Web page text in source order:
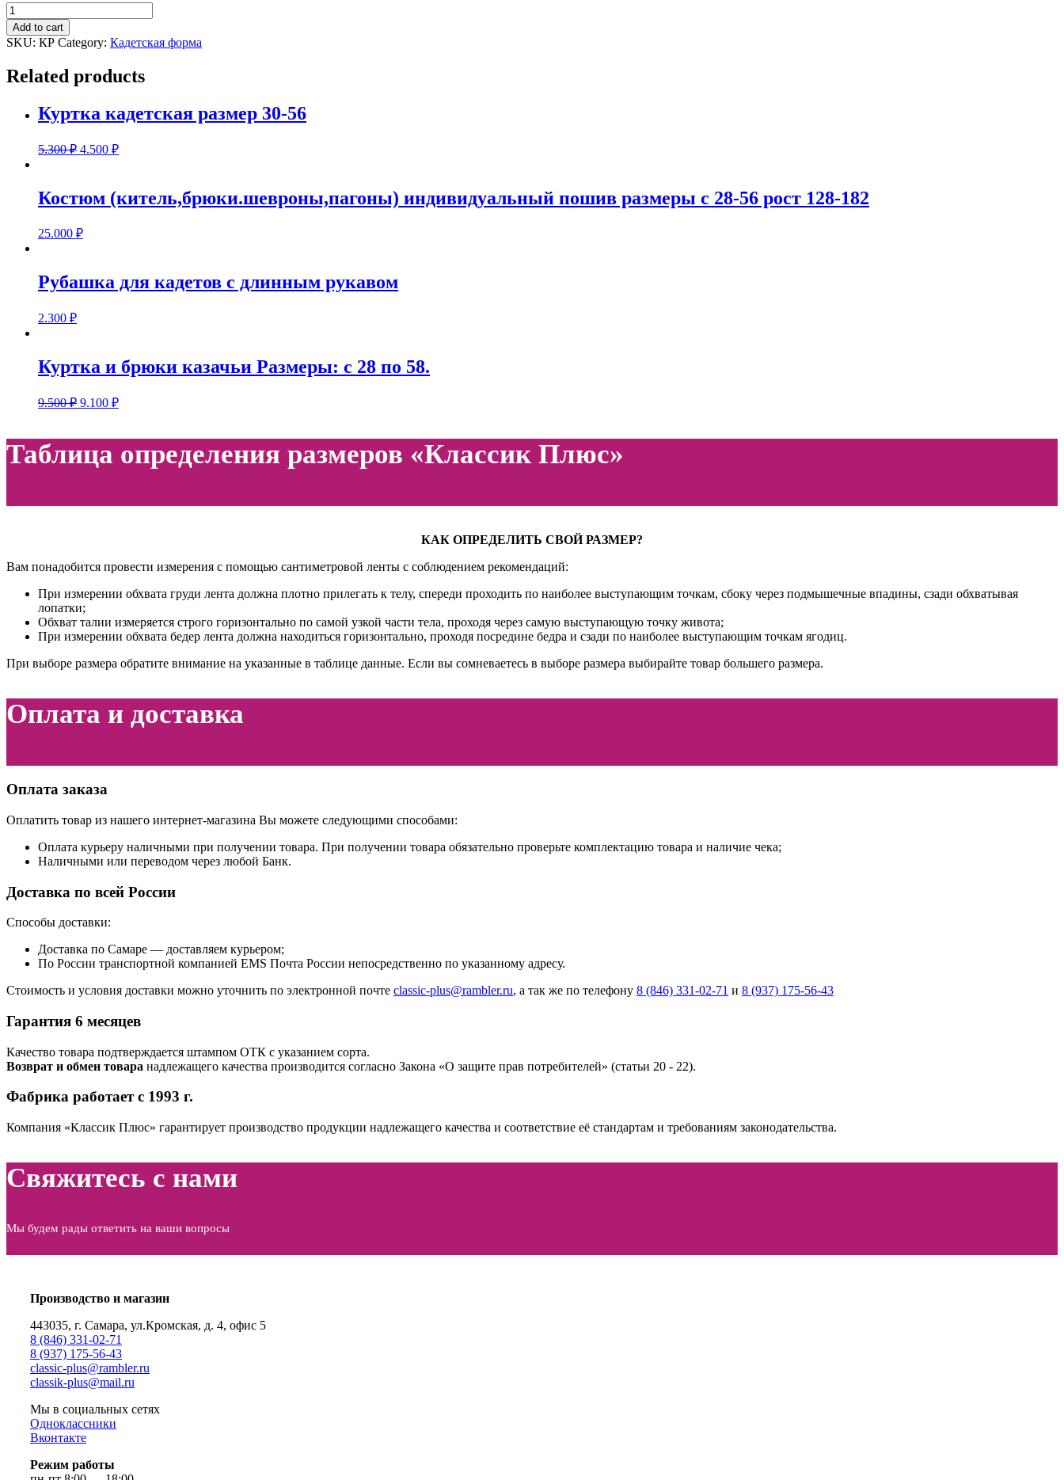
Сорочка
кадетская
:
Размеры:
30
quantity
Add to cart
SKU: КР Category: Кадетская форма
Related products
Куртка кадетская размер 30-56
5.300₽ 4.500 ₽
Костюм (китель,брюки.шевроны,пагоны) индивидуальный пошив размеры с 28-56 рост 128-182
25.000 ₽
Рубашка для кадетов с длинным рукавом
2.300 ₽
Куртка и брюки казачьи Размеры: с 28 по 58.
9.500₽ 9.100 ₽
Таблица определения размеров «Классик Плюс»
КАК ОПРЕДЕЛИТЬ СВОЙ РАЗМЕР?
Вам понадобится провести измерения с помощью сантиметровой ленты с соблюдением рекомендаций:
При измерении обхвата груди лента должна плотно прилегать к телу, спереди проходить по наиболее выступающим точкам, сбоку через подмышечные впадины, сзади обхватывая
лопатки;
Обхват талии измеряется строго горизонтально по самой узкой части тела, проходя через самую выступающую точку живота;
При измерении обхвата бедер лента должна находиться горизонтально, проходя посредине бедра и сзади по наиболее выступающим точкам ягодиц.
При выборе размера обратите внимание на указанные в таблице данные. Если вы сомневаетесь в выборе размера выбирайте товар большего размера.
Оплата и доставка
Оплата заказа
Оплатить товар из нашего интернет-магазина Вы можете следующими способами:
Оплата курьеру наличными при получении товара. При получении товара обязательно проверьте комплектацию товара и наличие чека;
Наличными или переводом через любой Банк.
Доставка по всей России
Способы доставки:
Доставка по Самаре — доставляем курьером;
По России транспортной компанией EMS Почта России непосредственно по указанному адресу.
Стоимость и условия доставки можно уточнить по электронной почте classic-plus@rambler.ru, а так же по телефону 8 (846) 331-02-71 и 8 (937) 175-56-43
Гарантия 6 месяцев
Качество товара подтверждается штампом ОТК с указанием сорта.
Возврат и обмен товара надлежащего качества производится согласно Закона «О защите прав потребителей» (статьи 20 ‑ 22).
Фабрика работает с 1993 г.
Компания «Классик Плюс» гарантирует производство продукции надлежащего качества и соответствие её стандартам и требованиям законодательства.
Свяжитесь с нами
Мы будем рады ответить на ваши вопросы
Производство и магазин
443035, г. Самара, ул.Кромская, д. 4, офис 5
8 (846) 331-02-71
8 (937) 175-56-43
сlassic-plus@rambler.ru
classik-plus@mail.ru
Мы в социальных сетях
Одноклассники
Вконтакте
Режим работы